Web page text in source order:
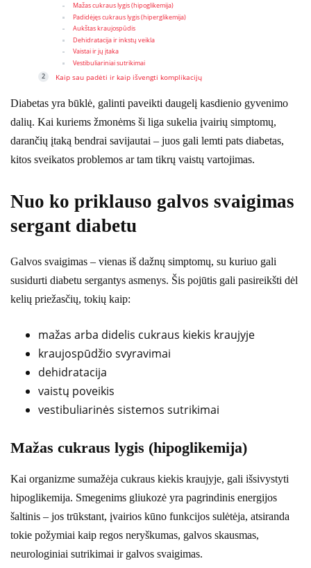
Mažas cukraus lygis (hipoglikemija)
Padidėjęs cukraus lygis (hiperglikemija)
Aukštas kraujospūdis
Dehidratacija ir inkstų veikla
Vaistai ir jų įtaka
Vestibuliariniai sutrikimai
Kaip sau padėti ir kaip išvengti komplikacijų
Diabetas yra būklė, galinti paveikti daugelį kasdienio gyvenimo
dalių. Kai kuriems žmonėms ši liga sukelia įvairių simptomų,
darančių įtaką bendrai savijautai – juos gali lemti pats diabetas,
kitos sveikatos problemos ar tam tikrų vaistų vartojimas.
Nuo ko priklauso galvos svaigimas
sergant diabetu
Galvos svaigimas – vienas iš dažnų simptomų, su kuriuo gali
susidurti diabetu sergantys asmenys. Šis pojūtis gali pasireikšti dėl
kelių priežasčių, tokių kaip:
mažas arba didelis cukraus kiekis kraujyje
kraujospūdžio svyravimai
dehidratacija
vaistų poveikis
vestibuliarinės sistemos sutrikimai
Mažas cukraus lygis (hipoglikemija)
Kai organizme sumažėja cukraus kiekis kraujyje, gali išsivystyti
hipoglikemija. Smegenims gliukozė yra pagrindinis energijos
šaltinis – jos trūkstant, įvairios kūno funkcijos sulėtėja, atsiranda
tokie požymiai kaip regos neryškumas, galvos skausmas,
neurologiniai sutrikimai ir galvos svaigimas.